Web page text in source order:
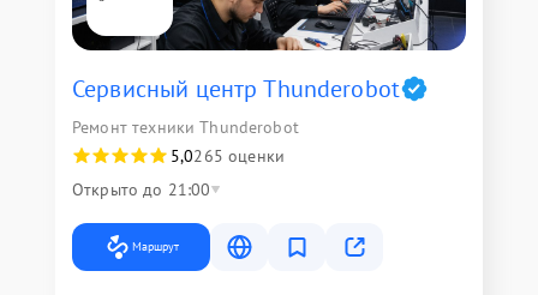
Сервисный центр Thunderobot
Ремонт техники Thunderobot
5,0265 оценки
Открыто до 21:00
Маршрут